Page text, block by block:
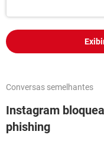
Conversas semelhantes
Instagram
phishing